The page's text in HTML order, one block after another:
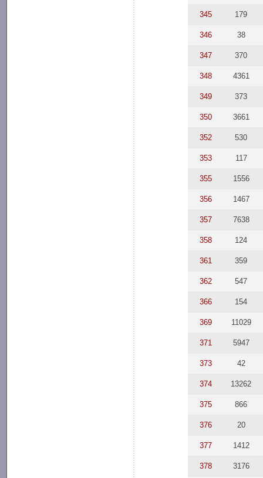
345 179
346 38
347 370
348 4361
349 373
350 3661
352 530
353 117
355 1556
356 1467
357 7638
358 124
361 359
362 547
366 154
369 11029
371 5947
373 42
374 13262
375 866
376 20
377 1412
378 3176